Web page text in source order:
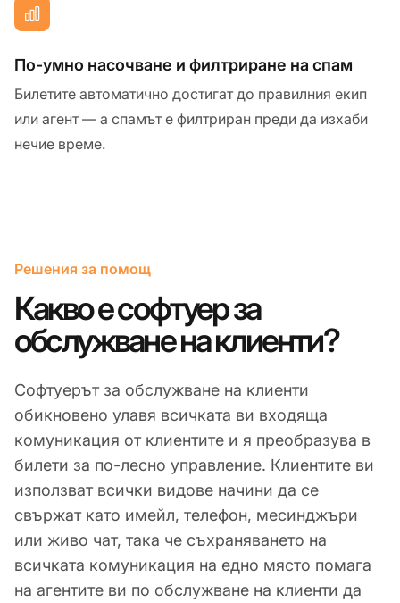
По-умно насочване и филтриране на спам
Билетите автоматично достигат до правилния екип
или агент — а спамът е филтриран преди да изхаби
нечие време.
Решения за помощ
Какво е софтуер за
обслужване на клиенти?
Софтуерът за обслужване на клиенти
обикновено улавя всичката ви входяща
комуникация от клиентите и я преобразува в
билети за по-лесно управление. Клиентите ви
използват всички видове начини да се
свържат като имейл, телефон, месинджъри
или живо чат, така че съхраняването на
всичката комуникация на едно място помага
на агентите ви по обслужване на клиенти да